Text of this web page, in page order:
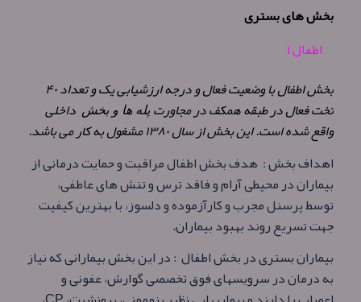
بخش های بستری
اطفال ۱
بخش اطفال با وضعیت فعال و درجه ارزشیابی یک و تعداد ۴۰
تخت فعال در طبقه همکف در مجاورت پله ها و بخش داخلی
واقع شده است. این بخش از سال ۱۳۸۰ مشغول به کار می باشد.
اهداف بخش : هدف بخش اطفال مراقبت و حمایت درمانی از
بیماران در محیطی آرام و فاقد ترس و تنش های عاطفی،
توسط پرسنل مجرب و کارآزموده و دلسوز، با بهترین کیفیت
جهت تسریع روند بهبود بیماران.
بیماران بستری در بخش اطفال : در این بخش بیمارانی که نیاز
به درمان در سرویسهای فوق تخصصی گوارش، عفونی و